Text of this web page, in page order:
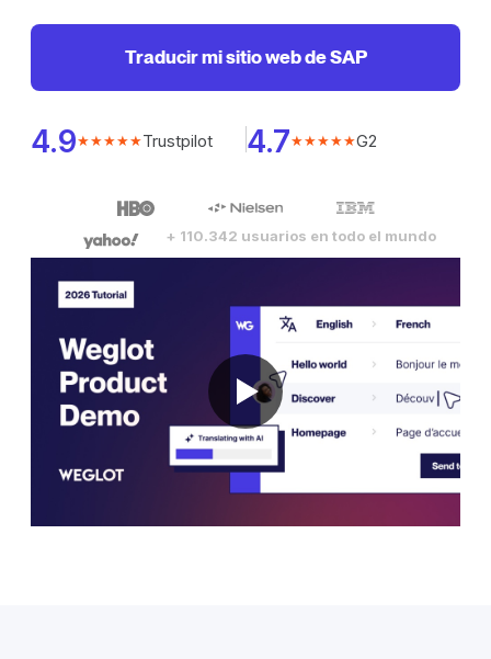
Traducir mi sitio web de SAP
4.9★★★★★Trustpilot 4.7★★★★★G2
+ 110.342 usuarios en todo el mundo